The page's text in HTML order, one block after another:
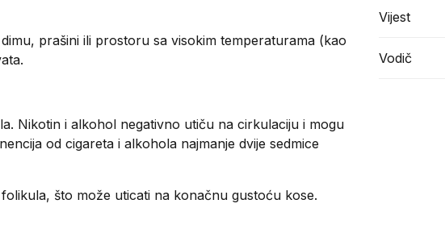
prašini ili prostoru sa visokim temperaturama (kao
Nikotin i alkohol negativno utiču na cirkulaciju i mogu
od cigareta i alkohola najmanje dvije sedmice
što može uticati na konačnu gustoću kose.
Vijest
Vodič